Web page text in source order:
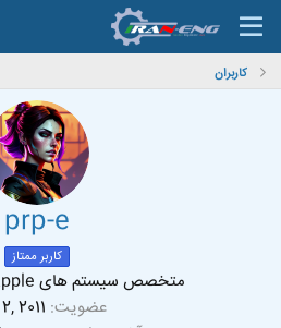
کاربران
prp-e
کاربر ممتاز
متخصص سیستم های Apple
عضویت 2011